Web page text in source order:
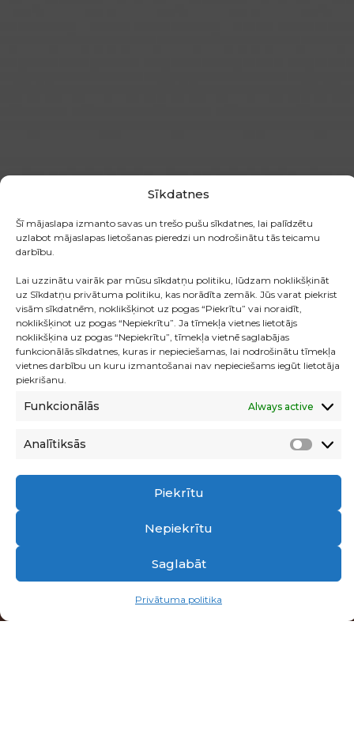
Sīkdatnes
Šī mājaslapa izmanto savas un trešo pušu sīkdatnes, lai palīdzētu
uzlabot mājaslapas lietošanas pieredzi un nodrošinātu tās teicamu
darbību.
Lai uzzinātu vairāk par mūsu sīkdatņu politiku, lūdzam noklikšķināt
uz Sīkdatņu privātuma politiku, kas norādīta zemāk. Jūs varat piekrist
visām sīkdatnēm, noklikšķinot uz pogas “Piekrītu” vai noraidīt,
noklikšķinot uz pogas “Nepiekrītu”. Ja tīmekļa vietnes lietotājs
noklikšķina uz pogas “Nepiekrītu”, tīmekļa vietnē saglabājas
funkcionālās sīkdatnes, kuras ir nepieciešamas, lai nodrošinātu tīmekļa
vietnes darbību un kuru izmantošanai nav nepieciešams iegūt lietotāja
piekrišanu.
Funkcionālās Always active
Analītiksās
Piekrītu
Nepiekrītu
Saglabāt
Privātuma politika
LASĪT TĀLĀK
▼